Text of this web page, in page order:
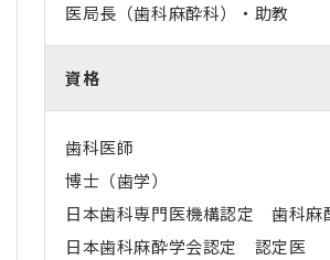
医局長（歯科麻酔科）・助教
資格
歯科医師
博士（歯学）
日本歯科専門医機構認定 歯科麻
日本歯科麻酔学会認定 認定医